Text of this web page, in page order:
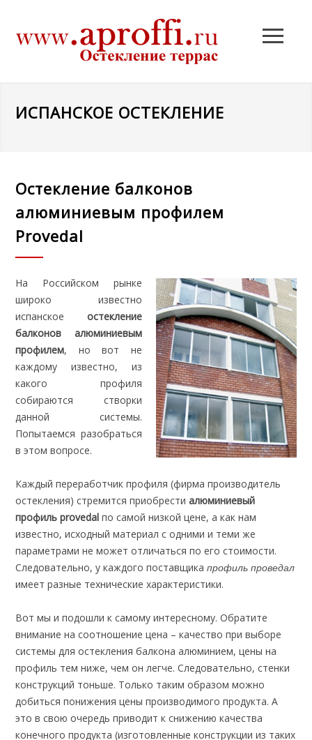
ИСПАНСКОЕ ОСТЕКЛЕНИЕ
Остекление балконов
алюминиевым профилем
Provedal
На Российском рынке
широко известно
испанское остекление
балконов алюминиевым
профилем, но вот не
каждому известно, из
какого профиля
собираются створки
данной системы.
Попытаемся разобраться
в этом вопросе.
Каждый переработчик профиля (фирма производитель
остекления) стремится приобрестиалюминиевый
профиль provedal по самой низкой цене, а как нам
известно, исходный материал с одними и теми же
параметрами не может отличаться по его стоимости.
Следовательно, у каждого поставщикапрофиль проведал
имеет разные технические характеристики.
Вот мы и подошли к самому интересному. Обратите
внимание на соотношение цена – качество при выборе
системы для остекления балкона алюминием, цены на
профиль тем ниже, чем он легче. Следовательно, стенки
конструкций тоньше. Только таким образом можно
добиться понижения цены производимого продукта. А
это в свою очередь приводит к снижению качества
конечного продукта (изготовленные конструкции из таких